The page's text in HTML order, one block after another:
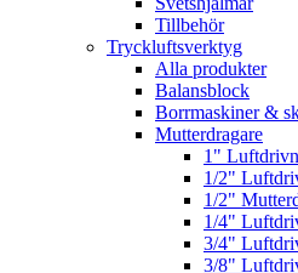
Tillbehör
Tryckluftsverktyg
Alla produkter
Balansblock
Borrmaskiner &
Mutterdragare
1"
1/2"
1/2"
1/4"
3/4"
3/8"